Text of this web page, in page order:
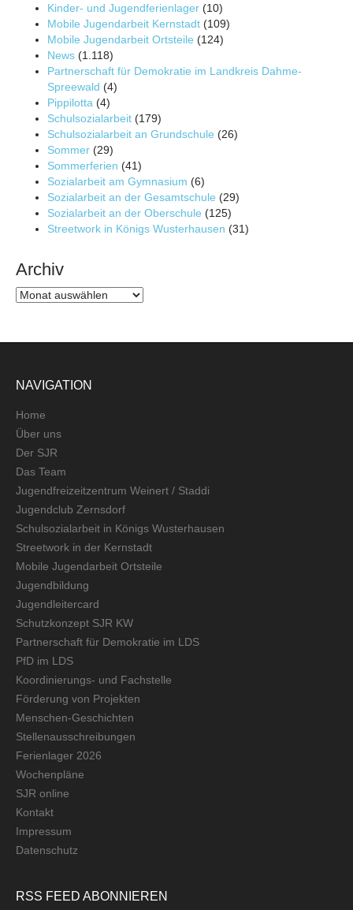
Kinder- und Jugendferienlager (10)
Mobile Jugendarbeit Kernstadt (109)
Mobile Jugendarbeit Ortsteile (124)
News (1.118)
Partnerschaft für Demokratie im Landkreis Dahme-
Spreewald (4)
Pippilotta (4)
Schulsozialarbeit (179)
Schulsozialarbeit an Grundschule (26)
Sommer (29)
Sommerferien (41)
Sozialarbeit am Gymnasium (6)
Sozialarbeit an der Gesamtschule (29)
Sozialarbeit an der Oberschule (125)
Streetwork in Königs Wusterhausen (31)
Archiv
Archiv
NAVIGATION
Home
Über uns
Der SJR
Das Team
Jugendfreizeitzentrum Weinert / Staddi
Jugendclub Zernsdorf
Schulsozialarbeit in Königs Wusterhausen
Streetwork in der Kernstadt
Mobile Jugendarbeit Ortsteile
Jugendbildung
Jugendleitercard
Schutzkonzept SJR KW
Partnerschaft für Demokratie im LDS
PfD im LDS
Koordinierungs- und Fachstelle
Förderung von Projekten
Menschen-Geschichten
Stellenausschreibungen
Ferienlager 2026
Wochenpläne
SJR online
Kontakt
Impressum
Datenschutz
RSS FEED ABONNIEREN